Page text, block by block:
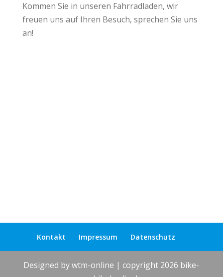
Kommen Sie in unseren Fahrradladen, wir
freuen uns auf Ihren Besuch, sprechen Sie uns
an!
Kontakt Impressum Datenschutz
Designed by wtm-online | copyright 2026 bike-